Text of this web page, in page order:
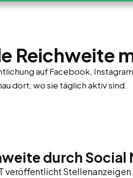
Reichweite
auf Facebook,
dort, wo sie täglich aktiv sind.
durch Social
veröffentlicht